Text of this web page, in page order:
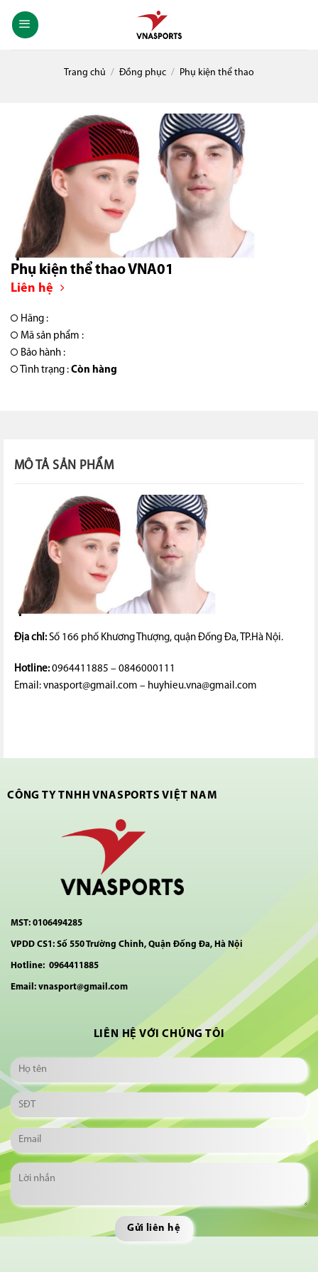
Trang chủ / Đồng phục / Phụ kiện thể thao
Phụ kiện thể thao VNA01
Liên hệ
Hãng :
Mã sản phẩm :
Bảo hành :
Tình trạng : Còn hàng
MÔ TẢ SẢN PHẨM
Địa chỉ: Số 166 phố Khương Thượng, quận Đống Đa, TP.Hà Nội.
Hotline: 0964411885 – 0846000111
Email: vnasport@gmail.com – huyhieu.vna@gmail.com
CÔNG TY TNHH VNASPORTS VIỆT NAM
MST: 0106494285
VPDD CS1: Số 550 Trường Chinh, Quận Đống Đa, Hà Nội
Hotline: 0964411885
Email: vnasport@gmail.com
LIÊN HỆ VỚI CHÚNG TÔI